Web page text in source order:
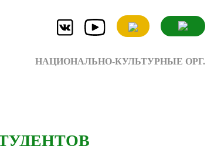
НАЦИОНАЛЬНО-КУЛЬТУРНЫЕ ОРГ.